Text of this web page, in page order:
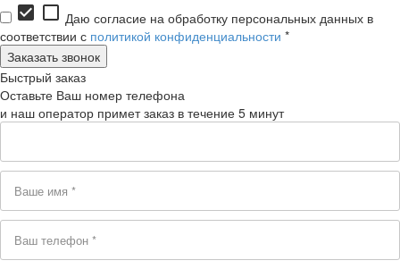
check_box check_box_outline_blank Даю согласие на обработку персональных данных в
соответствии с политикой конфиденциальности *
Быстрый заказ
Оставьте Ваш номер телефона
и наш оператор примет заказ в течение 5 минут